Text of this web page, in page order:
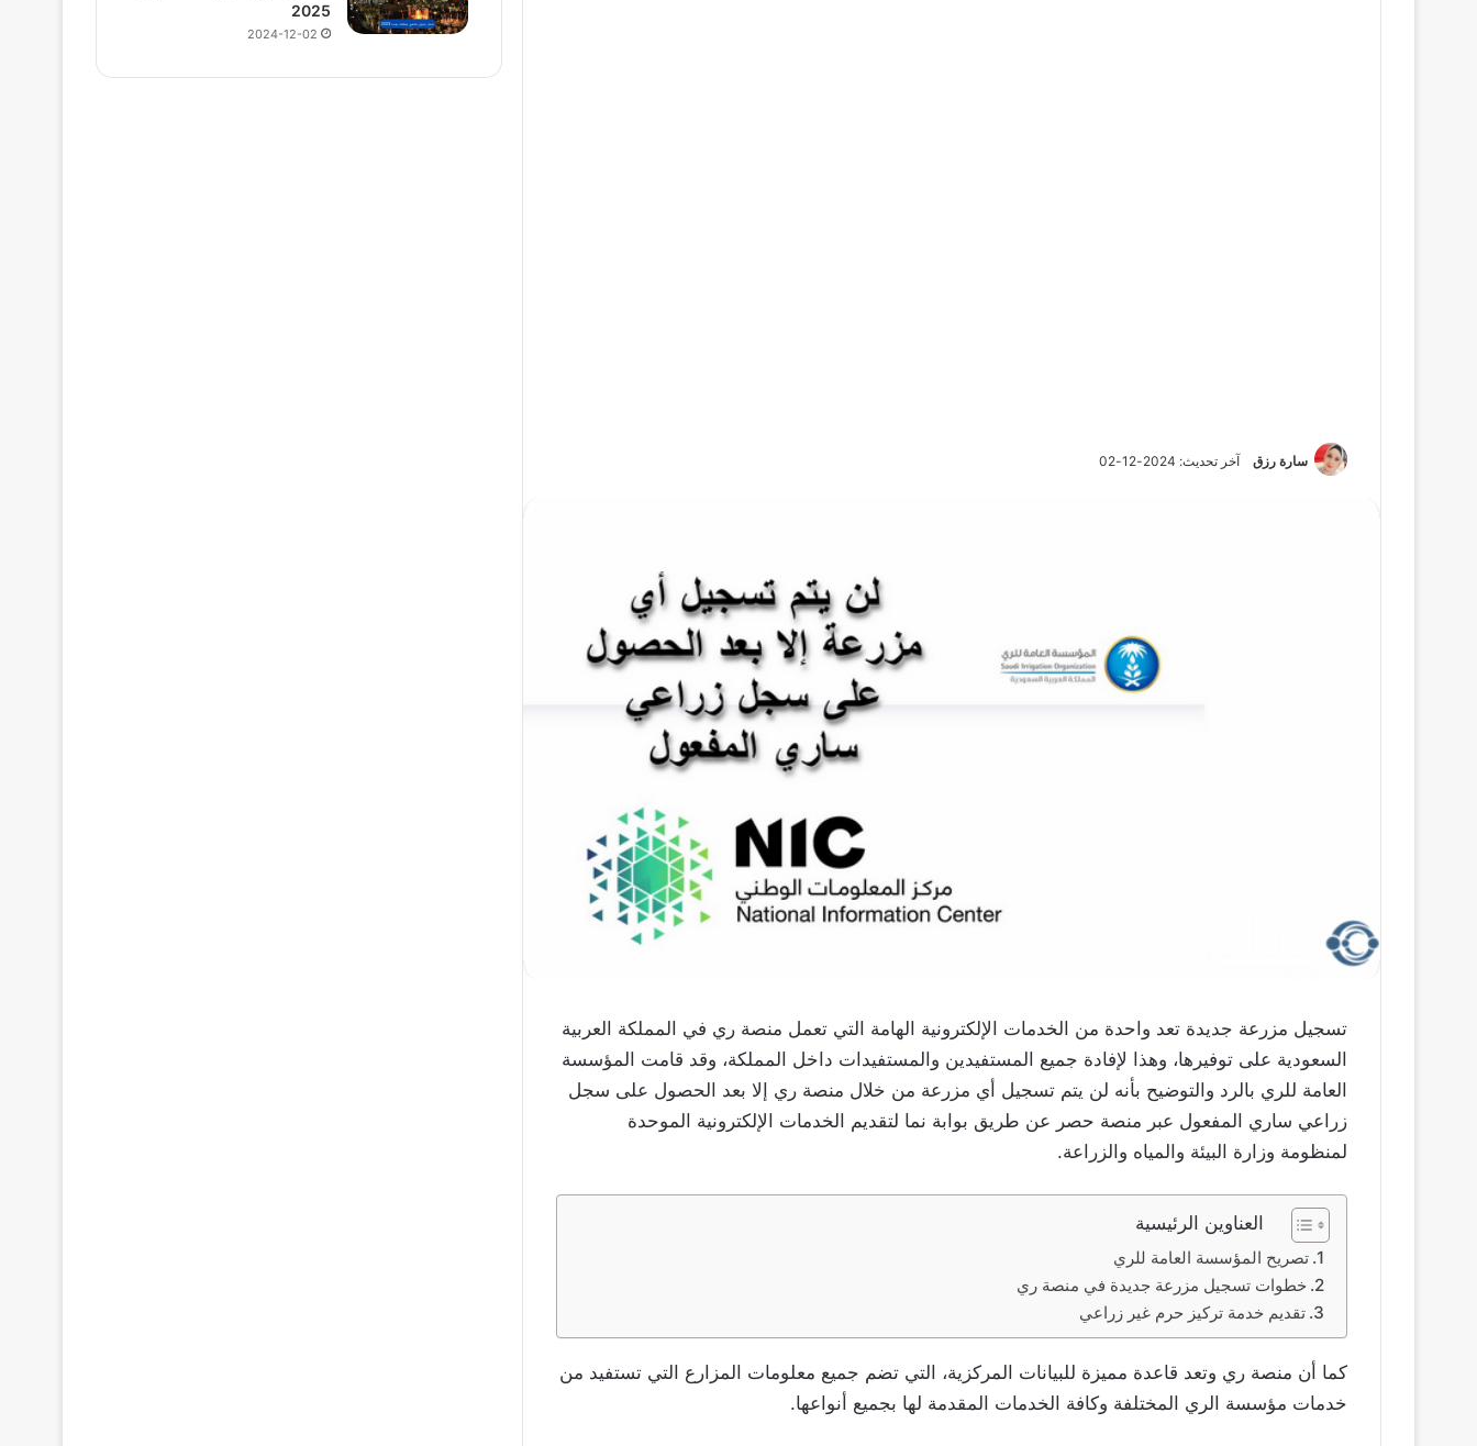
سارة رزق آخر تحديث: 2024-12-02
تسجيل مزرعة جديدة تعد واحدة من الخدمات الإلكترونية الهامة التي تعمل منصة ري في المملكة العربية
السعودية على توفيرها، وهذا لإفادة جميع المستفيدين والمستفيدات داخل المملكة، وقد قامت المؤسسة
العامة للري بالرد والتوضيح بأنه لن يتم تسجيل أي مزرعة من خلال منصة ري إلا بعد الحصول على سجل
زراعي ساري المفعول عبر منصة حصر عن طريق بوابة نما لتقديم الخدمات الإلكترونية الموحدة
لمنظومة وزارة البيئة والمياه والزراعة.
العناوين الرئيسية
تصريح المؤسسة العامة للري
خطوات تسجيل مزرعة جديدة في منصة ري
تقديم خدمة تركيز حرم غير زراعي
كما أن منصة ري وتعد قاعدة مميزة للبيانات المركزية، التي تضم جميع معلومات المزارع التي تستفيد من
خدمات مؤسسة الري المختلفة وكافة الخدمات المقدمة لها بجميع أنواعها.
2025
2024-12-02